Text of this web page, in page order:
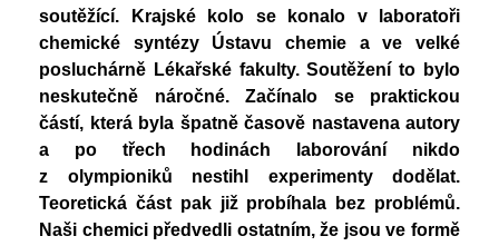
soutěžící. Krajské kolo se konalo v laboratoři
chemické syntézy Ústavu chemie a ve velké
posluchárně Lékařské fakulty. Soutěžení to bylo
neskutečně náročné. Začínalo se praktickou
částí, která byla špatně časově nastavena autory
a po třech hodinách laborování nikdo
z olympioniků nestihl experimenty dodělat.
Teoretická část pak již probíhala bez problémů.
Naši chemici předvedli ostatním, že jsou ve formě